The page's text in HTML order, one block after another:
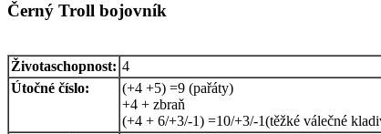
Černý Troll bojovník
Životaschopnost: 4
Útočné číslo:
(+4 +5) =9 (pařáty)
+4 + zbraň
(+4 + 6/+3/-1) =10/+3/-1(těžké válečné